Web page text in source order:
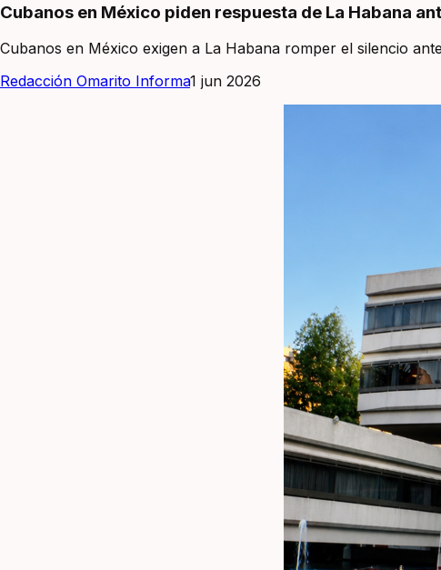
Cubanos en México piden respuesta de La Habana
Cubanos en México exigen a La Habana romper el silencio
Redacción Omarito Informa1 jun 2026